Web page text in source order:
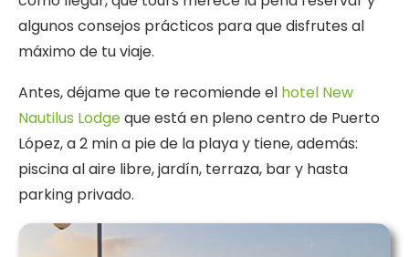
algunos consejos prácticos para que disfrutes al
máximo de tu viaje.
Antes, déjame que te recomiende el hotel New
Nautilus Lodgeque está en pleno centro de Puerto
López, a 2 min a pie de la playa y tiene, además:
piscina al aire libre, jardín, terraza, bar y hasta
parking privado.